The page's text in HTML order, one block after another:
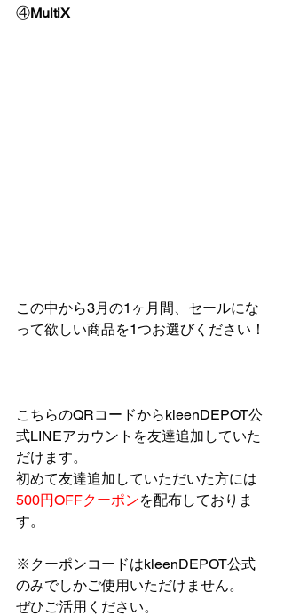
④MultiX
この中から3月の1ヶ月間、セールにな
って欲しい商品を1つお選びください！
こちらのQRコードからkleenDEPOT公
式LINEアカウントを友達追加していた
だけます。
初めて友達追加していただいた方には
500円OFFクーポンを配布しておりま
す。
※クーポンコードはkleenDEPOT公式
のみでしかご使用いただけません。
ぜひご活用ください。